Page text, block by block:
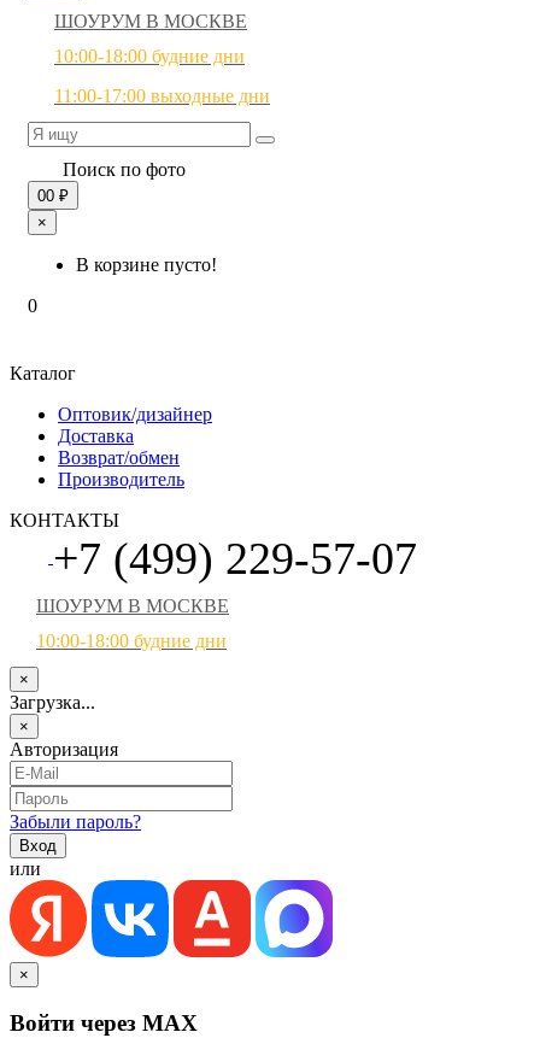
ШОУРУМ В МОСКВЕ
10:00-18:00 будние дни
11:00-17:00 выходные дни
Поиск по фото
00 ₽
×
В корзине пусто!
0
Каталог
Оптовик/дизайнер
Доставка
Возврат/обмен
Производитель
КОНТАКТЫ
+7 (499) 229-57-07
ШОУРУМ В МОСКВЕ
10:00-18:00 будние дни
×
Загрузка...
×
Авторизация
Забыли пароль?
или
×
Войти через MAX